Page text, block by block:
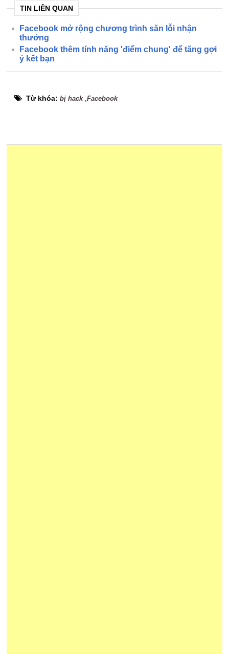
TIN LIÊN QUAN
Facebook mở rộng chương trình săn lỗi nhận
thưởng
Facebook thêm tính năng 'điểm chung' để tăng gợi
ý kết bạn
Từ khóa:bị hack,Facebook